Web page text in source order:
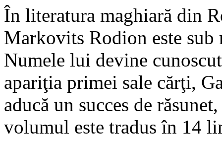
În literatura maghiară din
Markovits Rodion este sub
Numele lui devine
apariţia primei sale cărţi,
aducă un succes de
volumul este tradus în 14